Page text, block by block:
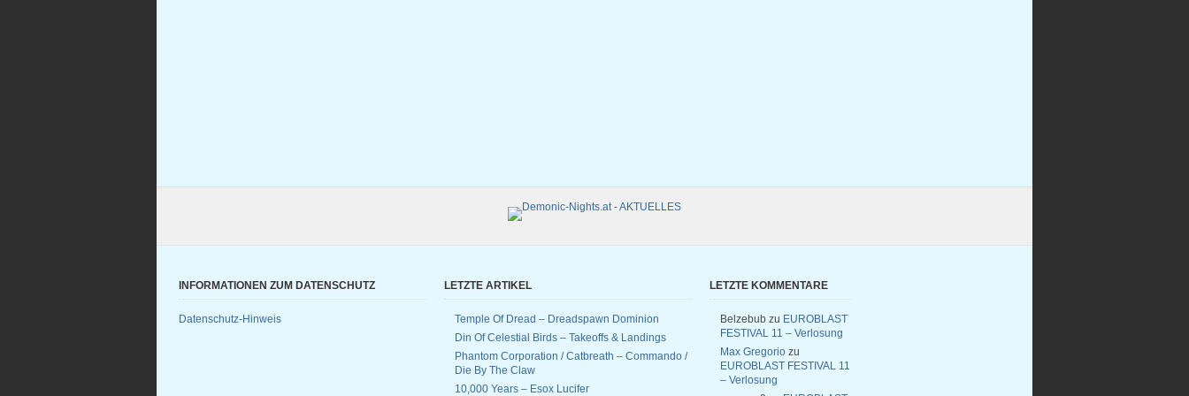
INFORMATIONEN ZUM DATENSCHUTZ
Datenschutz-Hinweis
LETZTE ARTIKEL
Temple Of Dread – Dreadspawn Dominion
Din Of Celestial Birds – Takeoffs & Landings
Phantom Corporation / Catbreath – Commando /
Die By The Claw
10,000 Years – Esox Lucifer
LETZTE KOMMENTARE
Belzebub zu EUROBLAST
FESTIVAL 11 – Verlosung
Max Gregorio zu
EUROBLAST FESTIVAL 11
– Verlosung